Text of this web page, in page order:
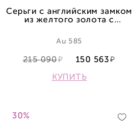
Серьги с английским замком
из желтого золота с
Au 585
215 090
150 563
КУПИТЬ
30%